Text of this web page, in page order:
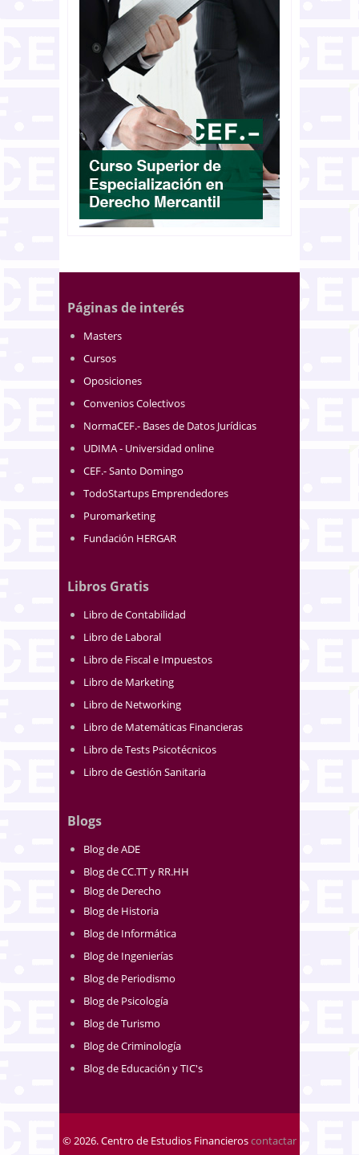
Páginas de interés
Masters
Cursos
Oposiciones
Convenios Colectivos
NormaCEF.- Bases de Datos Jurídicas
UDIMA - Universidad online
CEF.- Santo Domingo
TodoStartups Emprendedores
Puromarketing
Fundación HERGAR
Libros Gratis
Libro de Contabilidad
Libro de Laboral
Libro de Fiscal e Impuestos
Libro de Marketing
Libro de Networking
Libro de Matemáticas Financieras
Libro de Tests Psicotécnicos
Libro de Gestión Sanitaria
Blogs
Blog de ADE
Blog de CC.TT y RR.HH
Blog de Derecho
Blog de Historia
Blog de Informática
Blog de Ingenierías
Blog de Periodismo
Blog de Psicología
Blog de Turismo
Blog de Criminología
Blog de Educación y TIC's
© 2026. Centro de Estudios Financieroscontactar